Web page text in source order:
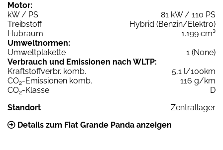
Motor:
kW / PS
81 kW / 110 PS
Treibstoff
Hybrid (Benzin/Elektro)
Hubraum
1.199 cm³
Umweltnormen:
Umweltplakette
1 (None)
Verbrauch und Emissionen nach WLTP:
Kraftstoffverbr. komb.
5,1 l/100km
CO2-Emissionen komb.
116 g/km
CO2-Klasse
D
Standort
Zentrallager
Details zum Fiat Grande Panda anzeigen